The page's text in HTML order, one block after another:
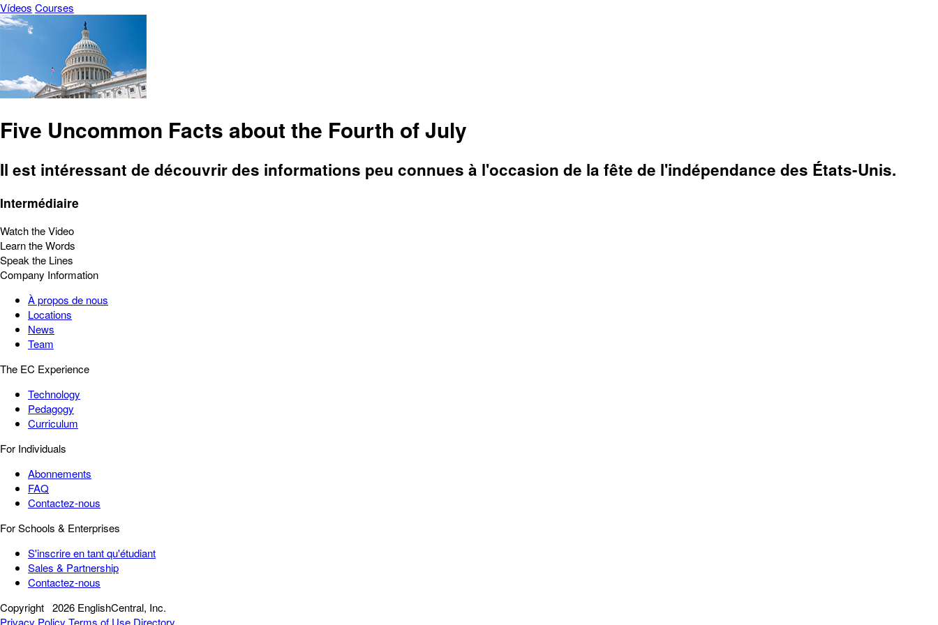
Vídeos Courses
Five Uncommon Facts about the Fourth of July
Il est intéressant de découvrir des informations peu connues à l'occasion de la fête de l'indépendance des États-Unis.
Intermédiaire
Watch the Video
Learn the Words
Speak the Lines
Company Information
À propos de nous
Locations
News
Team
The EC Experience
Technology
Pedagogy
Curriculum
For Individuals
Abonnements
FAQ
Contactez-nous
For Schools & Enterprises
S'inscrire en tant qu'étudiant
Sales & Partnership
Contactez-nous
Copyright 2026 EnglishCentral, Inc.